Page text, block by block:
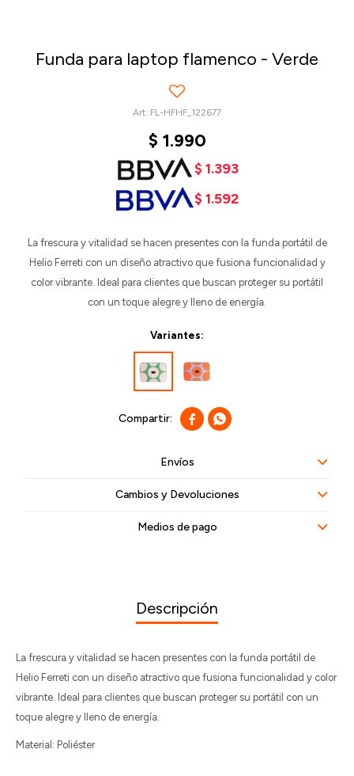
Funda para laptop flamenco - Verde
FL-HFHF_122677
$ 1.990
$ 1.393
$ 1.592
La frescura y vitalidad se hacen presentes con la funda portátil de
Helio Ferreti con un diseño atractivo que fusiona funcionalidad y
color vibrante. Ideal para clientes que buscan proteger su portátil
con un toque alegre y lleno de energía.
Variantes:
 
Envíos
Cambios y Devoluciones
Medios de pago
Descripción
La frescura y vitalidad se hacen presentes con la funda portátil de
Helio Ferreti con un diseño atractivo que fusiona funcionalidad y color
vibrante. Ideal para clientes que buscan proteger su portátil con un
toque alegre y lleno de energía.
Material: Poliéster